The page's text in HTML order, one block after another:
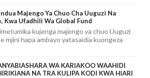
Majengo Ya Chuo Cha Uuguzi Na
Kwa Ufadhili Wa Global Fund
kujenga majengo ya chuo Uuguzi
mjini hapa ambayo yatasaidia kuongeza
WA KARIAKOO WAAHIDI
NA TRA KULIPA KODI KWA HIARI